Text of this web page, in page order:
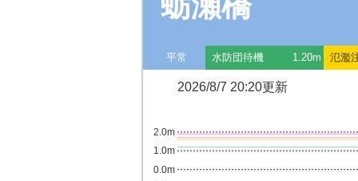
平常 水防団待機 1.20m 氾濫
2026/8/7 20:20更新
0.0m
1.0m
2.0m